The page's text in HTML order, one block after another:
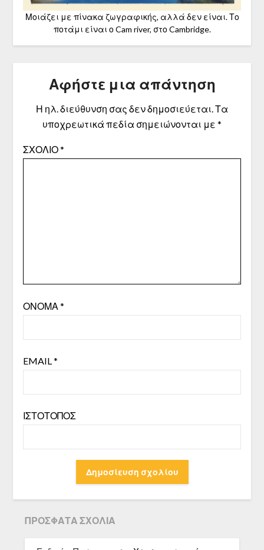
Μοιάζει με πίνακα ζωγραφικής, αλλά δεν είναι. Το
ποτάμι είναι ο Cam river, στο Cambridge.
Αφήστε μια απάντηση
Η ηλ. διεύθυνση σας δεν δημοσιεύεται. Τα
υποχρεωτικά πεδία σημειώνονται με *
ΣΧΌΛΙΟ*
ΌΝΟΜΑ *
EMAIL *
ΙΣΤΌΤΟΠΟΣ
ΠΡΌΣΦΑΤΑ ΣΧΌΛΙΑ